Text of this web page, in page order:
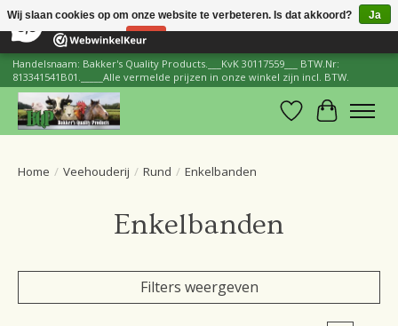
206 Reviews ×
Handelsnaam: Bakker's Quality Products.___KvK 30117559___ BTW.Nr:
813341541B01._____Alle vermelde prijzen in onze winkel zijn incl. BTW.
Verlanglijst
Home / Veehouderij / Rund / Enkelbanden
Enkelbanden
Filters weergeven
Wij slaan cookies op om onze website te verbeteren. Is dat akkoord?
Ja
Nee